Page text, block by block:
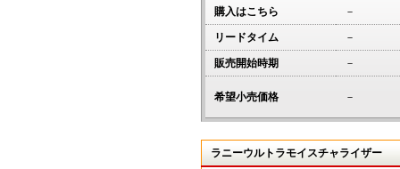
購入はこちら －
リードタイム －
販売開始時期 －
希望小売価格 －
ラニーウルトラモイスチャライザー